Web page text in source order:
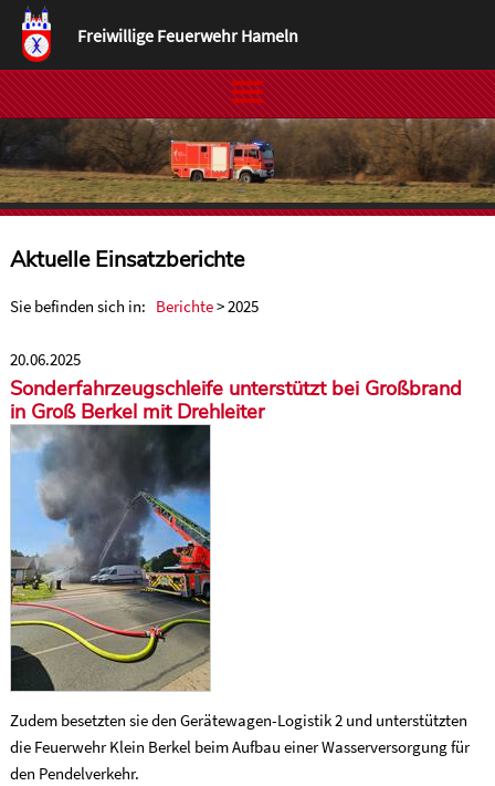
Aktuelle Einsatzberichte
Sie befinden sich in: Berichte> 2025
20.06.2025
Sonderfahrzeugschleife unterstützt bei Großbrand
in Groß Berkel mit Drehleiter
Zudem besetzten sie den Gerätewagen-Logistik 2 und unterstützten
die Feuerwehr Klein Berkel beim Aufbau einer Wasserversorgung für
den Pendelverkehr.
Freiwillige Feuerwehr Hameln